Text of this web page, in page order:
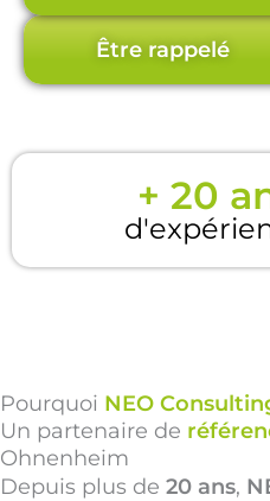
Être rappelé
+ 20
Pourquoi NEO
Un partenaire de
Ohnenheim
Depuis plus de 20 ans,